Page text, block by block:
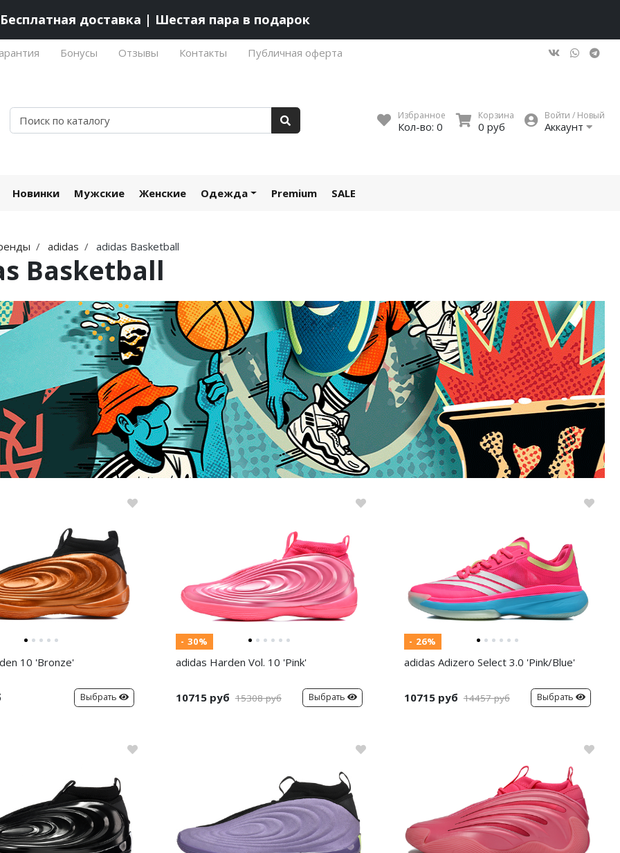
Бесплатная доставка | Шестая пара в подарок
Бонусы Отзывы Контакты Публичная оферта
Избранное
Кол-во: 0
Корзина
0 руб
Войти / Новый
Аккаунт
Новинки Мужские Женские Одежда Premium SALE
adidas adidas Basketball
Basketball
10 'Bronze'
Выбрать
- 30%
adidas Harden Vol. 10 'Pink'
10715 руб 15308 руб Выбрать
- 26%
adidas Adizero Select 3.0 'Pink/Blue'
10715 руб 14457 руб Выбрать